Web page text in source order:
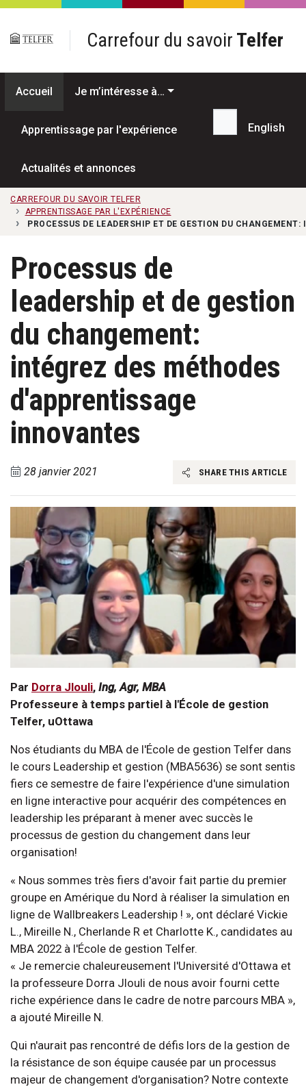
Passer au contenu principal
Carrefour du savoir Telfer
Accueil Je m’intéresse à…
Apprentissage par l'expérience
Actualités et annonces
Recherche...
English
CARREFOUR DU SAVOIR TELFER
APPRENTISSAGE PAR L'EXPÉRIENCE
PROCESSUS DE LEADERSHIP ET DE GESTION DU
Processus de
leadership et de gestion
du changement:
intégrez des méthodes
d'apprentissage
innovantes
28 janvier 2021 SHARE THIS ARTICLE
Par Dorra Jlouli, Ing, Agr, MBA
Professeure à temps partiel à l'École de gestion
Telfer, uOttawa
Nos étudiants du MBA de l'École de gestion Telfer dans
le cours Leadership et gestion (MBA5636) se sont sentis
fiers ce semestre de faire l'expérience d'une simulation
en ligne interactive pour acquérir des compétences en
leadership les préparant à mener avec succès le
processus de gestion du changement dans leur
organisation!
« Nous sommes très fiers d'avoir fait partie du premier
groupe en Amérique du Nord à réaliser la simulation en
ligne de Wallbreakers Leadership ! », ont déclaré Vickie
L., Mireille N., Cherlande R et Charlotte K., candidates au
MBA 2022 à l'École de gestion Telfer.
« Je remercie chaleureusement l'Université d'Ottawa et
la professeure Dorra Jlouli de nous avoir fourni cette
riche expérience dans le cadre de notre parcours MBA »,
a ajouté Mireille N.
Qui n'aurait pas rencontré de défis lors de la gestion de
la résistance de son équipe causée par un processus
majeur de changement d'organisation? Notre contexte